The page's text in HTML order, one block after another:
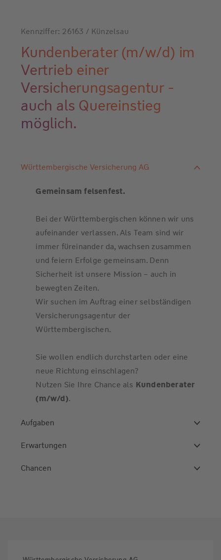
Kennziffer: 26163 / Künzelsau
Kundenberater (m/w/d) im
Vertrieb einer
Versicherungsagentur -
auch als Quereinstieg
möglich.
Württembergische Versicherung AG
Gemeinsam felsenfest.
Bei der Württembergischen können wir uns
aufeinander verlassen. Als Team sind wir
immer füreinander da, wachsen zusammen
und feiern Erfolge gemeinsam. Denn
Sicherheit ist unsere Mission – auch in
bewegten Zeiten.
Wir suchen im Auftrag einer selbständigen
Versicherungsagentur der
Württembergischen.
Sie wollen endlich durchstarten oder eine
neue Richtung einschlagen?
Nutzen Sie Ihre Chance als Kundenberater
(m/w/d).
Aufgaben
Erwartungen
Chancen